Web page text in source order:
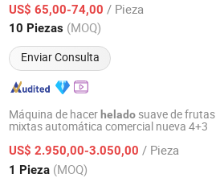
US$ 65,00-74,00 / Pieza
10 Piezas (MOQ)
Enviar Consulta
Desde 2026
Máquina de hacer heladosuave de frutas
mixtas automática comercial nueva 4+3
US$ 2.950,00-3.050,00 / Pieza
1 Pieza (MOQ)
Tech Co., Ltd
Desde 2026